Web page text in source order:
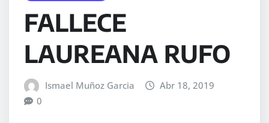
FALLECE
LAUREANA RUFO
Ismael Muñoz Garcia
Abr 18, 2019
0